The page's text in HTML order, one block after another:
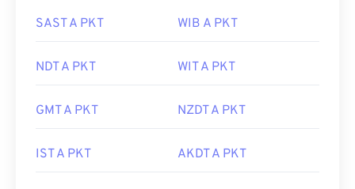
SAST A PKT WIB A PKT
NDT A PKT WIT A PKT
GMT A PKT NZDT A PKT
IST A PKT AKDT A PKT